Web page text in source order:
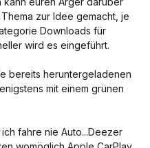
zur Idee gemacht, je
Downloads für
wird es eingeführt.
bereits heruntergeladenen
mit einem grünen
fahre nie Auto...Deezer